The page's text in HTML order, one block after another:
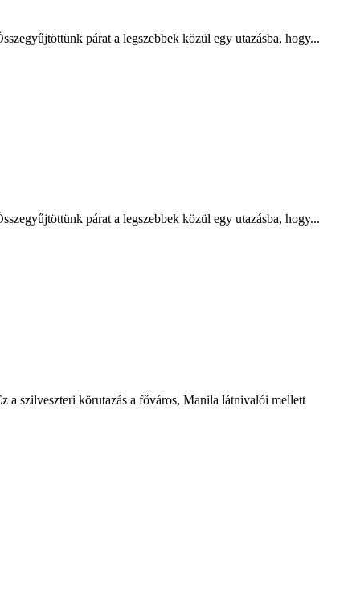
párat a legszebbek közül egy utazásba, hogy...
párat a legszebbek közül egy utazásba, hogy...
a szilveszteri körutazás a főváros, Manila látnivalói mellett